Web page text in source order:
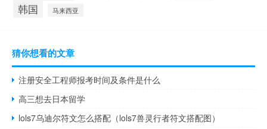
韩国 马来西亚
猜你想看的文章
注册安全工程师报考时间及条件是什么
高三想去日本留学
lols7乌迪尔符文怎么搭配（lols7兽灵行者符文搭配图）